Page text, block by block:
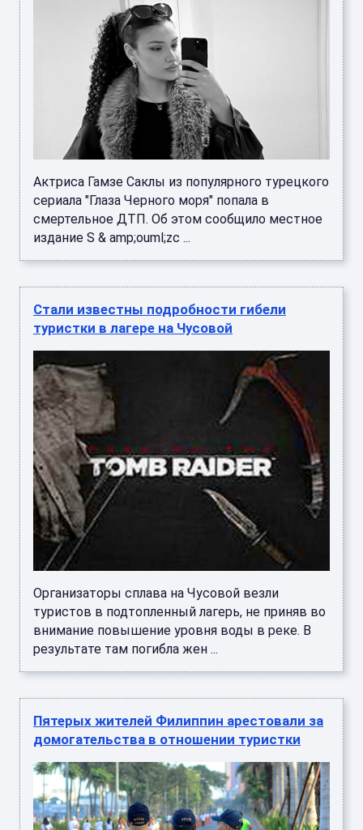
Актриса Гамзе Саклы из популярного турецкого
сериала "Глаза Черного моря" попала в
смертельное ДТП. Об этом сообщило местное
издание S & amp;ouml;zc ...
Стали известны подробности гибели
туристки в лагере на Чусовой
Организаторы сплава на Чусовой везли
туристов в подтопленный лагерь, не приняв во
внимание повышение уровня воды в реке. В
результате там погибла жен ...
Пятерых жителей Филиппин арестовали за
домогательства в отношении туристки